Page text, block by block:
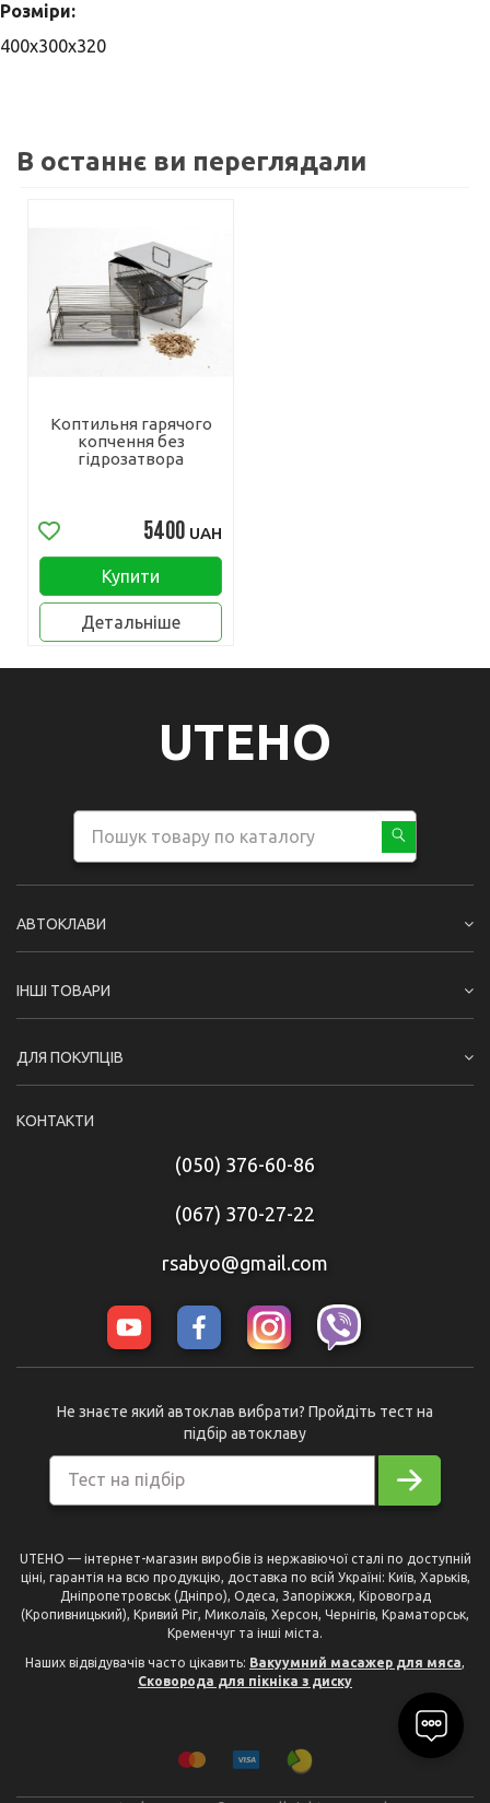
Розміри:
400x300x320
В останнє ви переглядали
Коптильня гарячого
копчення без
гідрозатвора
5400 UAH
Купити
Детальніше
UTEHO
АВТОКЛАВИ
ІНШІ ТОВАРИ
ДЛЯ ПОКУПЦІВ
КОНТАКТИ
(050) 376-60-86
(067) 370-27-22
rsabyo@gmail.com
Тест на підбір
Не знаєте який автоклав вибрати? Пройдіть тест на
підбір автоклаву
UTEHO — інтернет-магазин виробів із нержавіючої сталі по доступній
ціні, гарантія на всю продукцію, доставка по всій Україні: Київ, Харьків,
Дніпропетровськ (Дніпро), Одеса, Запоріжжя, Кіровоград
(Кропивницький), Кривий Ріг, Миколаїв, Херсон, Чернігів, Краматорськ,
Кременчуг та інші міста.
Наших відвідувачів часто цікавить: Вакуумний масажер для мяса,
Сковорода для пікніка з диску